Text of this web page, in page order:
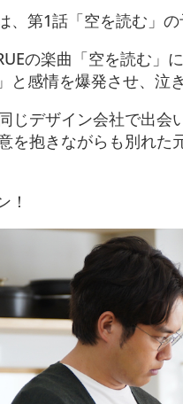
、第1話「空を読む」の
の楽曲「空を読む
と感情を爆発させ、泣
じデザイン会社で出会
を抱きながらも別れ
！